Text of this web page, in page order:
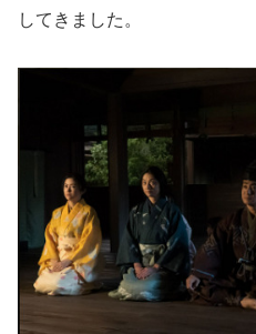
してきました。